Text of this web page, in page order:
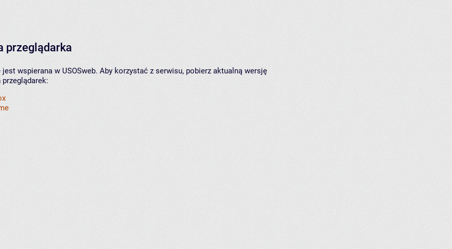
przeglądarka
jest wspierana w USOSweb. Aby korzystać z serwisu, pobierz aktualną wersję